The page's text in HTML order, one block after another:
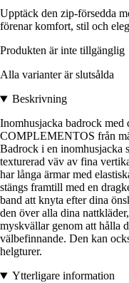
Upptäck den zip-försedda
förenar komfort, stil och
Produkten är inte tillgänglig
Alla varianter är slutsålda
Beskrivning
Inomhusjacka badrock
COMPLEMENTOS från
Badrock i en inomhusjacka
texturerad väv av fina
har långa ärmar med
stängs framtill med en
band att knyta efter dina
den över alla dina
myskvällar genom att hålla
välbefinnande. Den kan
helgturer.
Ytterligare information